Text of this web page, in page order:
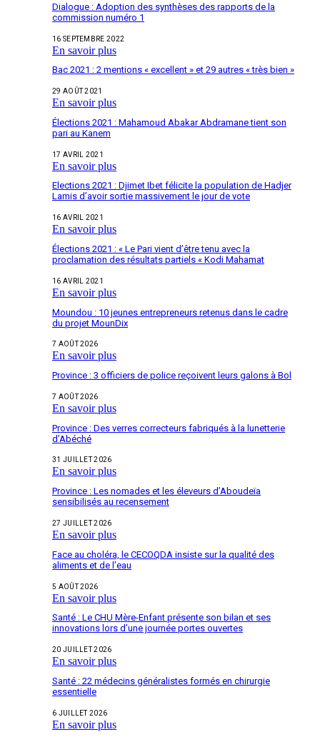
Dialogue : Adoption des synthèses des rapports de la
commission numéro 1
16 SEPTEMBRE 2022
En savoir plus
Bac 2021 : 2 mentions « excellent » et 29 autres « très bien »
29 AOÛT 2021
En savoir plus
Élections 2021 : Mahamoud Abakar Abdramane tient son
pari au Kanem
17 AVRIL 2021
En savoir plus
Elections 2021 : Djimet Ibet félicite la population de Hadjer
Lamis d’avoir sortie massivement le jour de vote
16 AVRIL 2021
En savoir plus
Élections 2021 : « Le Pari vient d’être tenu avec la
proclamation des résultats partiels « Kodi Mahamat
16 AVRIL 2021
En savoir plus
Moundou : 10 jeunes entrepreneurs retenus dans le cadre
du projet MounDix
7 AOÛT 2026
En savoir plus
Province : 3 officiers de police reçoivent leurs galons à Bol
7 AOÛT 2026
En savoir plus
Province : Des verres correcteurs fabriqués à la lunetterie
d’Abéché
31 JUILLET 2026
En savoir plus
Province : Les nomades et les éleveurs d’Aboudeïa
sensibilisés au recensement
27 JUILLET 2026
En savoir plus
Face au choléra, le CECOQDA insiste sur la qualité des
aliments et de l’eau
5 AOÛT 2026
En savoir plus
Santé : Le CHU Mère-Enfant présente son bilan et ses
innovations lors d’une journée portes ouvertes
20 JUILLET 2026
En savoir plus
Santé : 22 médecins généralistes formés en chirurgie
essentielle
6 JUILLET 2026
En savoir plus